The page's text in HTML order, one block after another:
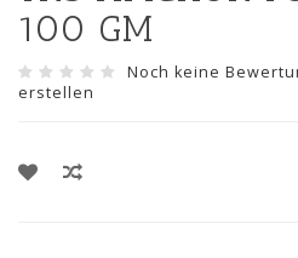
100 GM
Noch keine
erstellen